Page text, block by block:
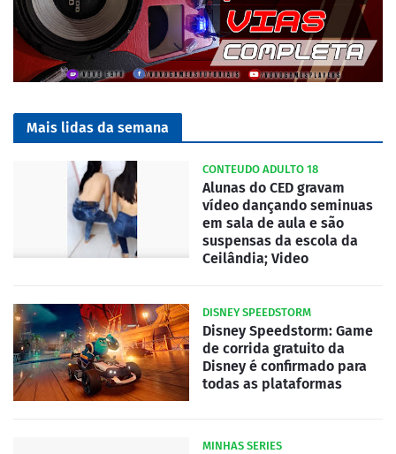
Mais lidas da semana
CONTEUDO ADULTO 18
Alunas do CED gravam
vídeo dançando seminuas
em sala de aula e são
suspensas da escola da
Ceilândia; Video
DISNEY SPEEDSTORM
Disney Speedstorm: Game
de corrida gratuito da
Disney é confirmado para
todas as plataformas
MINHAS SERIES